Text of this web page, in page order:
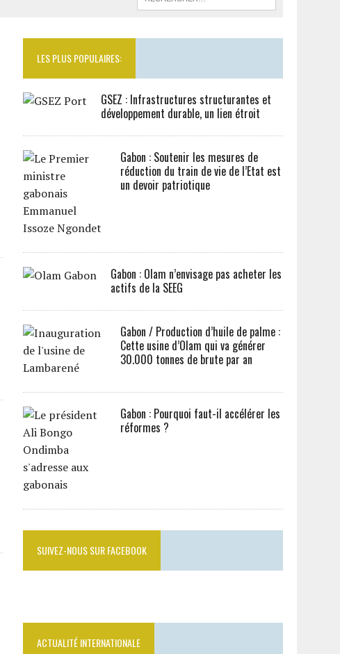
LES PLUS POPULAIRES:
GSEZ : Infrastructures structurantes et
développement durable, un lien étroit
Gabon : Soutenir les mesures de
réduction du train de vie de l’Etat est
un devoir patriotique
Gabon : Olam n’envisage pas acheter les
actifs de la SEEG
Gabon / Production d’huile de palme :
Cette usine d’Olam qui va générer
30.000 tonnes de brute par an
Gabon : Pourquoi faut-il accélérer les
réformes ?
SUIVEZ-NOUS SUR FACEBOOK
ACTUALITÉ INTERNATIONALE